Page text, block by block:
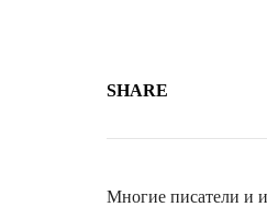
SHARE
Многие писатели и